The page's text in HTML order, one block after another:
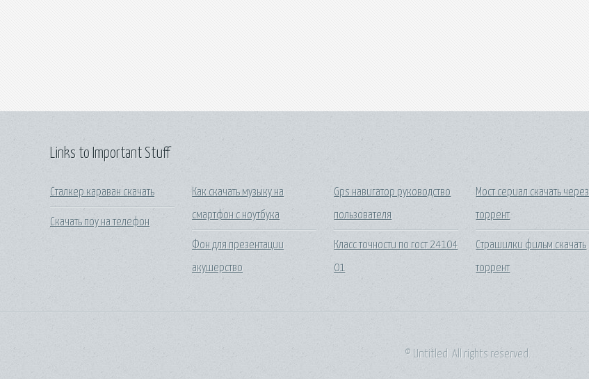
Links to Important Stuff
Сталкер караван скачать
Скачать поу на телефон
Как скачать музыку на
смартфон с ноутбука
Фон для презентации
акушерство
Gps навигатор руководство
пользователя
Класс точности по гост 24104
01
Мост сериал скачать через
торрент
Страшилки фильм скачать
торрент
© Untitled. All rights reserved.